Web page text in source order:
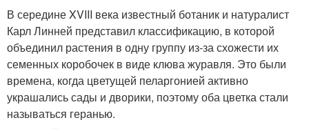
В середине XVIII века известный ботаник и натуралист
Карл Линней представил классификацию, в которой
объединил растения в одну группу из-за схожести их
семенных коробочек в виде клюва журавля. Это были
времена, когда цветущей пеларгонией активно
украшались сады и дворики, поэтому оба цветка стали
называться геранью.